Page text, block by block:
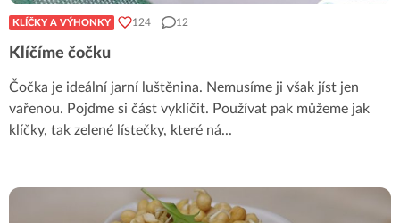
KLÍČKY A VÝHONKY 124 12
Klíčíme čočku
Čočka je ideální jarní luštěnina. Nemusíme ji však jíst jen
vařenou. Pojďme si část vyklíčit. Používat pak můžeme jak
klíčky, tak zelené lístečky, které ná...